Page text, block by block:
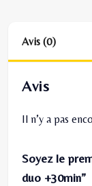
Avis (0)
Avis
Il n’y a pas
Soyez le
duo +30min”